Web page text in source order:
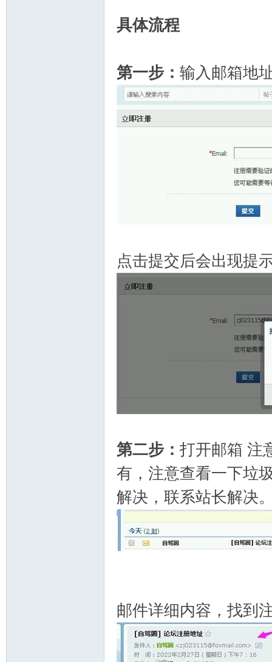
具体流程
第一步： 输入邮箱地
点击提交后会出现提
第二步： 打开邮箱 注
有，注意查看一下垃
解决，联系站长解决
邮件详细内容，找到